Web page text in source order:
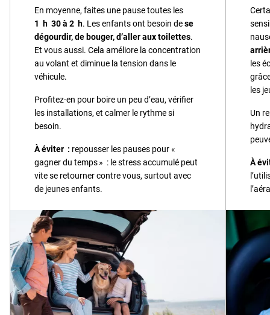
En moyenne, faites une pause toutes les
1 h 30 à 2 h. Les enfants ont besoin dese
dégourdir, de bouger, d’aller aux toilettes.
Et vous aussi. Cela améliore la concentration
au volant et diminue la tension dans le
véhicule.
Profitez-en pour boire un peu d’eau, vérifier
les installations, et calmer le rythme si
besoin.
À éviter : repousser les pauses pour «
gagner du temps » : le stress accumulé peut
vite se retourner contre vous, surtout avec
de jeunes enfants.
les
les
Un
À